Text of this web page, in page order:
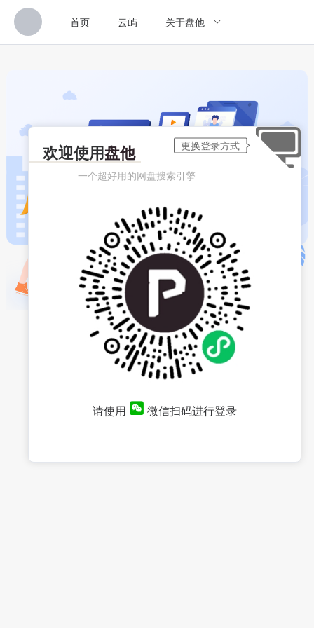
首页 云屿 关于盘他
欢迎使用盘他
一个超好用的网盘搜索引擎
请使用 微信扫码进行登录